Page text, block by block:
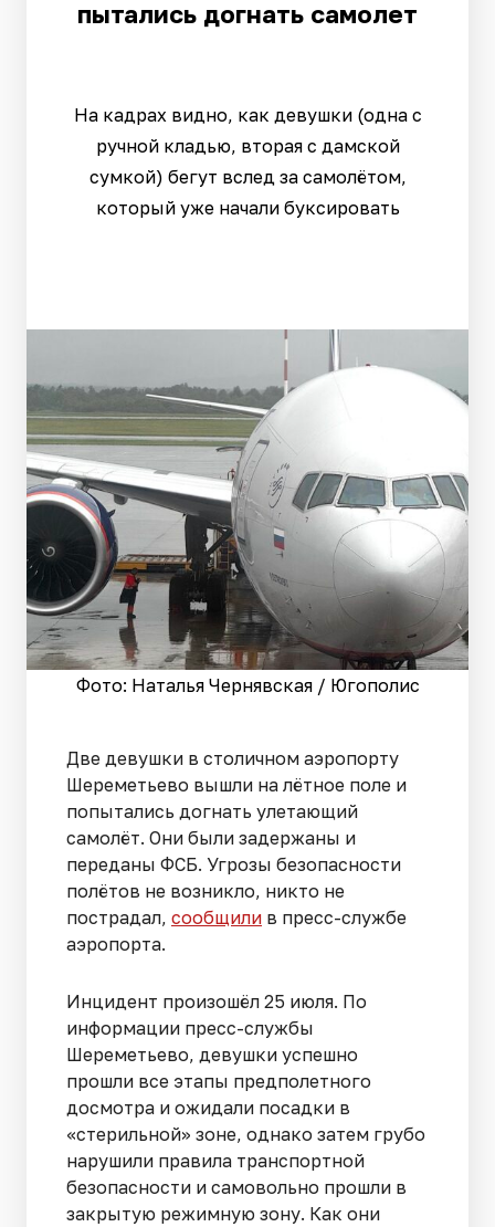
пытались догнать самолет
На кадрах видно, как девушки (одна с
ручной кладью, вторая с дамской
сумкой) бегут вслед за самолётом,
который уже начали буксировать
Фото: Наталья Чернявская / Югополис
Две девушки в столичном аэропорту
Шереметьево вышли на лётное поле и
попытались догнать улетающий
самолёт. Они были задержаны и
переданы ФСБ. Угрозы безопасности
полётов не возникло, никто не
пострадал, сообщили в пресс-службе
аэропорта.
Инцидент произошёл 25 июля. По
информации пресс-службы
Шереметьево, девушки успешно
прошли все этапы предполетного
досмотра и ожидали посадки в
«стерильной» зоне, однако затем грубо
нарушили правила транспортной
безопасности и самовольно прошли в
закрытую режимную зону. Как они